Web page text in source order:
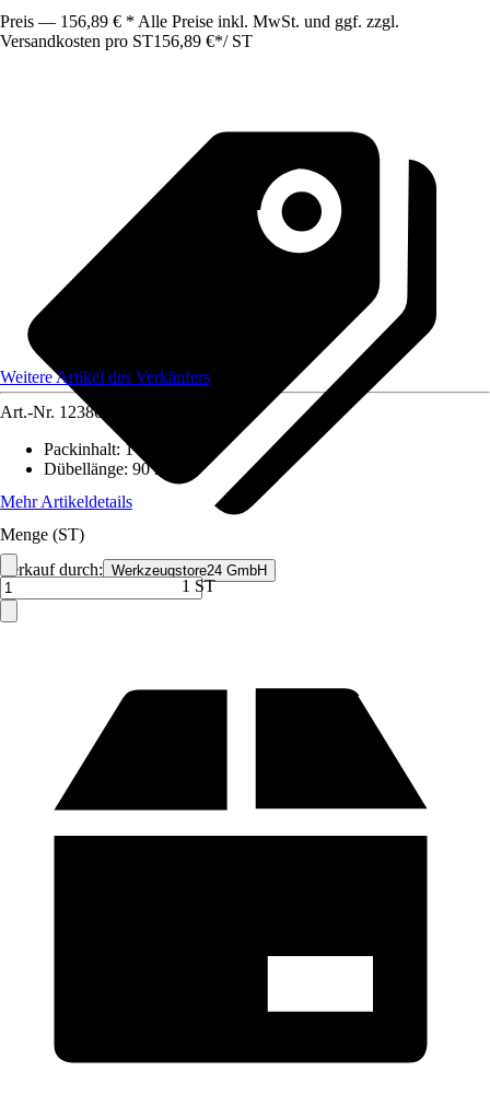
Preis — 156,89 € * Alle Preise inkl. MwSt. und ggf. zzgl.
Versandkosten pro ST156,89 €*/ ST
Verkauf durch: Werkzeugstore24 GmbH
Weitere Artikel des Verkäufers
Art.-Nr. 12386299
Packinhalt: 1 Stück
Dübellänge: 90 mm
Mehr Artikeldetails
Menge (ST)
1 ST